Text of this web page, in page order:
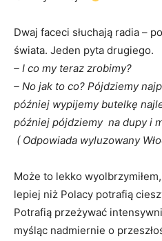
Dwaj faceci słuchają radia –
świata. Jeden pyta drugiego.
– I co my teraz zrobimy?
– No jak to co? Pójdziemy
później wypijemy butelkę
później pójdziemy na dupy i
( Odpowiada wyluzowany
Może to lekko
lepiej niż Polacy potrafią
Potrafią przeżywać
myśląc nadmiernie o